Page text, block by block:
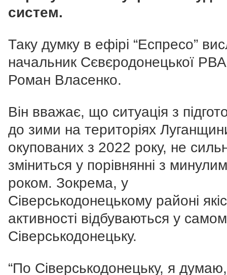
систем.
Таку думку в ефірі “Еспресо”
начальник Сєвєродонецької РВА
Роман Власенко.
Він вважає, що ситуація з
до зими на територіях
окупованих з 2022 року, не
зміниться у порівнянні з минулим
роком. Зокрема, у
Сіверськодонецькому районі
активності відбуваються у
Сіверськодонецьку.
“По Сіверськодонецьку, я думаю,